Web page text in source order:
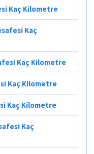
Kaç Kilometre
Kaç
Kaç Kilometre
Kaç Kilometre
Kaç Kilometre
Kaç